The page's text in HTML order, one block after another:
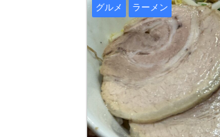
グルメ ラーメン